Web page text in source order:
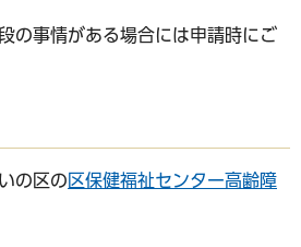
の事情がある場合には申請時にご
の区の 区保健福祉センター高齢障